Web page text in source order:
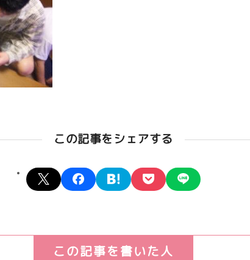
この記事をシェアする
X facebookhatena pocket
この記事を書いた人